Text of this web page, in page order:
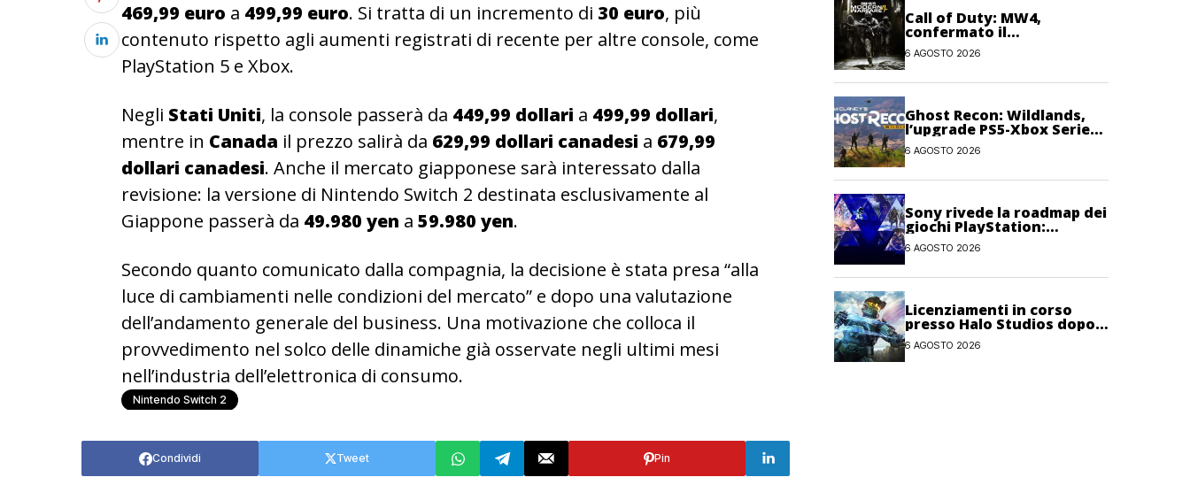
469,99 euro a 499,99 euro. Si tratta di un incremento di 30 euro, più
contenuto rispetto agli aumenti registrati di recente per altre console, come
PlayStation 5 e Xbox.
Negli Stati Uniti, la console passerà da 449,99 dollari a 499,99 dollari,
mentre in Canada il prezzo salirà da 629,99 dollari canadesi a 679,99
dollari canadesi. Anche il mercato giapponese sarà interessato dalla
revisione: la versione di Nintendo Switch 2 destinata esclusivamente al
Giappone passerà da 49.980 yen a 59.980 yen.
Secondo quanto comunicato dalla compagnia, la decisione è stata presa “alla
luce di cambiamenti nelle condizioni del mercato” e dopo una valutazione
dell’andamento generale del business. Una motivazione che colloca il
provvedimento nel solco delle dinamiche già osservate negli ultimi mesi
nell’industria dell’elettronica di consumo.
Nintendo Switch 2
Condividi Tweet Pin
Call of Duty: MW4,
confermato il
trasferimento dei token
2XP da Warzone e Black
6 AGOSTO 2026
Ghost Recon: Wildlands,
l’upgrade PS5-Xbox Series
potrebbe arrivare oggi
6 AGOSTO 2026
Sony rivede la roadmap dei
giochi PlayStation:
possibili cambiamenti per
l’anno fiscale 2026
6 AGOSTO 2026
Licenziamenti in corso
presso Halo Studios dopo il
lancio di Halo: Campaign
Evolved
6 AGOSTO 2026